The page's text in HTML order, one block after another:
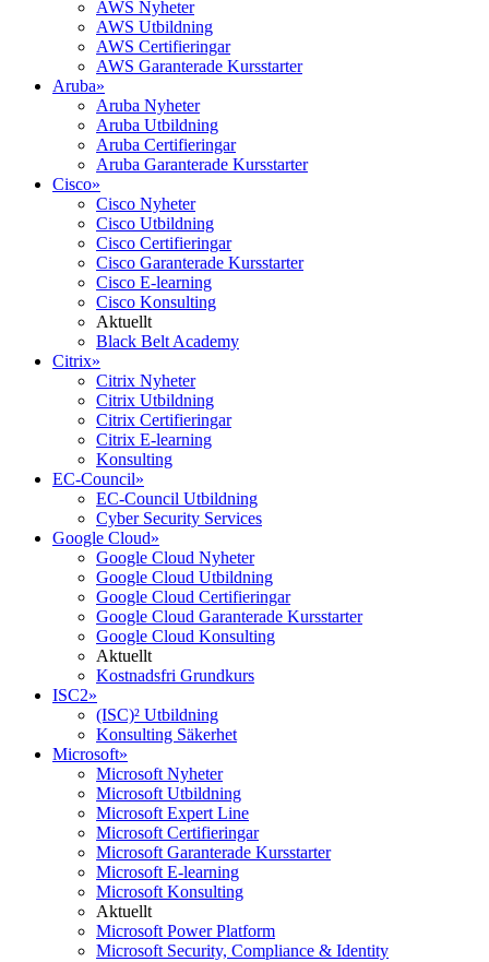
AWS Nyheter
AWS Utbildning
AWS Certifieringar
AWS Garanterade Kursstarter
Aruba»
Aruba Nyheter
Aruba Utbildning
Aruba Certifieringar
Aruba Garanterade Kursstarter
Cisco»
Cisco Nyheter
Cisco Utbildning
Cisco Certifieringar
Cisco Garanterade Kursstarter
Cisco E-learning
Cisco Konsulting
Aktuellt
Black Belt Academy
Citrix»
Citrix Nyheter
Citrix Utbildning
Citrix Certifieringar
Citrix E-learning
Konsulting
EC-Council»
EC-Council Utbildning
Cyber Security Services
Google Cloud»
Google Cloud Nyheter
Google Cloud Utbildning
Google Cloud Certifieringar
Google Cloud Garanterade Kursstarter
Google Cloud Konsulting
Aktuellt
Kostnadsfri Grundkurs
ISC2»
(ISC)² Utbildning
Konsulting Säkerhet
Microsoft»
Microsoft Nyheter
Microsoft Utbildning
Microsoft Expert Line
Microsoft Certifieringar
Microsoft Garanterade Kursstarter
Microsoft E-learning
Microsoft Konsulting
Aktuellt
Microsoft Power Platform
Microsoft Security, Compliance & Identity